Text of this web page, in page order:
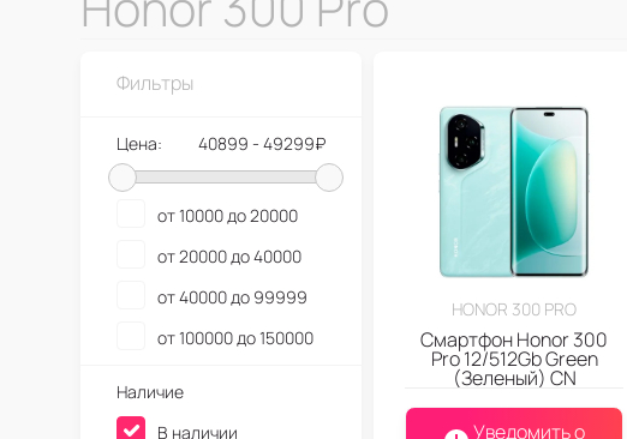
HONOR 300 PRO
Смартфон Honor 300
Pro 12/512Gb Green
(Зеленый) CN
Уведомить о
Фильтры
Цена: 40899 - 49299₽
от 10000 до 20000
от 20000 до 40000
от 40000 до 99999
от 100000 до 150000
Наличие
В наличии